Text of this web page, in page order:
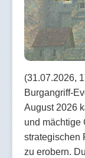
(31.07.2026,
Burgangriff-
August 2026
und mächtige
strategischen
zu erobern.